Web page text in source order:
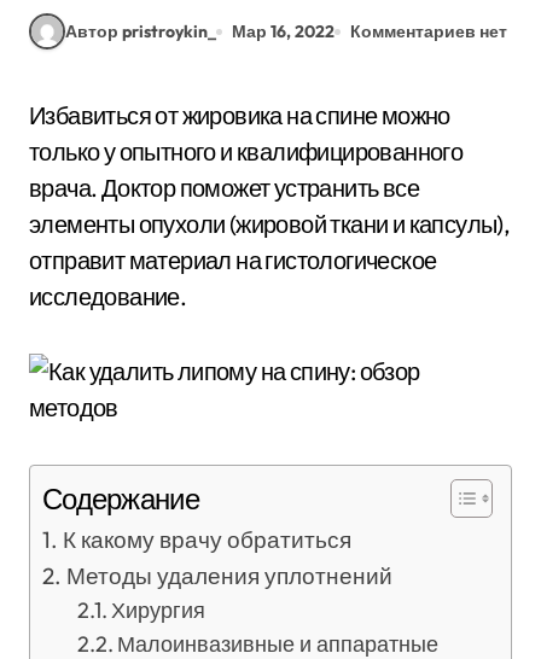
Автор pristroykin_ Мар 16, 2022 Комментариев нет
Избавиться от жировика на спине можно
только у опытного и квалифицированного
врача. Доктор поможет устранить все
элементы опухоли (жировой ткани и капсулы),
отправит материал на гистологическое
исследование.
Содержание
К какому врачу обратиться
Методы удаления уплотнений
Хирургия
Малоинвазивные и аппаратные